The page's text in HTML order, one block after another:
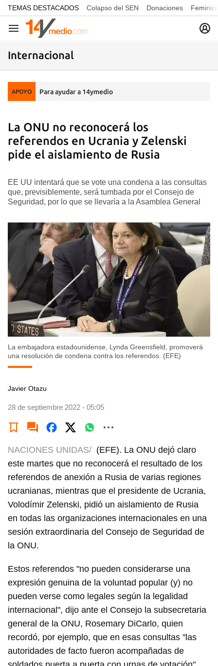
common.go-to-content
TEMAS DESTACADOS Colapso del SEN Donaciones
Navegación
Internacional
APOYO Para ayudar a 14ymedio
La ONU no reconocerá los
referendos en Ucrania y Zelenski
pide el aislamiento de Rusia
EE UU intentará que se vote una condena a las consultas
que, previsiblemente, será tumbada por el Consejo de
Seguridad, por lo que se llevaría a la Asamblea General
La embajadora estadounidense, Lynda Greensfield, promoverá
una resolución de condena contra los referendos. (EFE)
Javier Otazu
28 de septiembre 2022 - 05:05
NACIONES UNIDAS/ (EFE). La ONU dejó claro
este martes que no reconocerá el resultado de los
referendos de anexión a Rusia de varias regiones
ucranianas, mientras que el presidente de Ucrania,
Volodímir Zelenski, pidió un aislamiento de Rusia
en todas las organizaciones internacionales en una
sesión extraordinaria del Consejo de Seguridad de
la ONU.
Estos referendos "no pueden considerarse una
expresión genuina de la voluntad popular (y) no
pueden verse como legales según la legalidad
internacional", dijo ante el Consejo la subsecretaria
general de la ONU, Rosemary DiCarlo, quien
recordó, por ejemplo, que en esas consultas "las
autoridades de facto fueron acompañadas de